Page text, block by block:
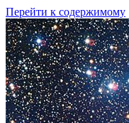
Перейти к содержимому